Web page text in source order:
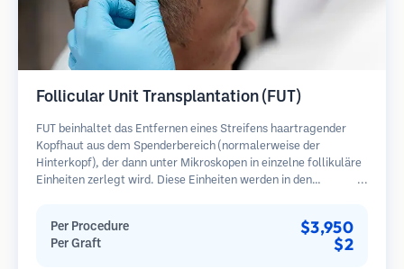
Follicular Unit Transplantation (FUT)
FUT beinhaltet das Entfernen eines Streifens haartragender
Kopfhaut aus dem Spenderbereich (normalerweise der
Hinterkopf), der dann unter Mikroskopen in einzelne follikuläre
Einheiten zerlegt wird. Diese Einheiten werden in den
eine lineare Narbe.
Per Procedure $3,950
Per Graft $2